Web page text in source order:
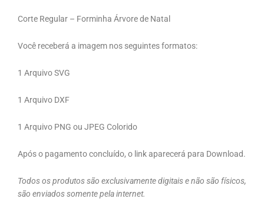
Corte Regular – Forminha Árvore de Natal
Você receberá a imagem nos seguintes formatos:
1 Arquivo SVG
1 Arquivo DXF
1 Arquivo PNG ou JPEG Colorido
Após o pagamento concluído, o link aparecerá para Download.
Todos os produtos são exclusivamente digitais e não são físicos,
são enviados somente pela internet.